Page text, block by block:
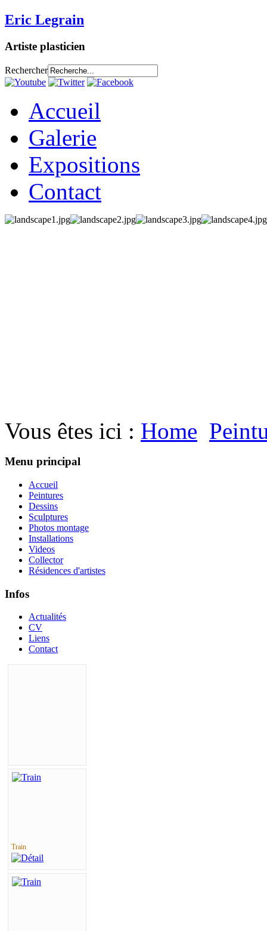
Eric Legrain
Artiste plasticien
Rechercher
Accueil
Galerie
Expositions
Contact
Vous êtes ici : Home
Menu principal
Accueil
Peintures
Dessins
Sculptures
Photos montage
Installations
Videos
Collector
Résidences d'artistes
Infos
Actualités
CV
Liens
Contact
Train